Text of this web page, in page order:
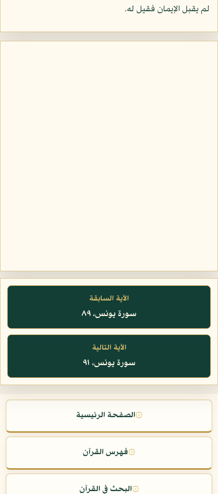
لم يقبل الإيمان فقيل له.
الآية السابقة
سورة يونس، ٨٩
الآية التالية
سورة يونس، ٩١
۞الصفحة الرئيسية
۞فهرس القرآن
۞البحث في القرآن